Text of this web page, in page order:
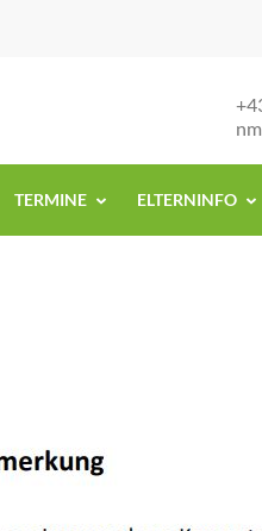
TERMINE ELTERNINFO